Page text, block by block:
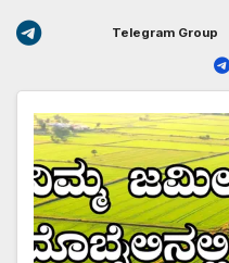
Telegram Group